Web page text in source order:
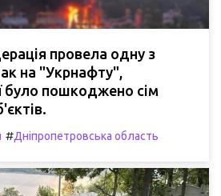
провела одну з
на "Укрнафту",
було пошкоджено сім
#Дніпропетровська область